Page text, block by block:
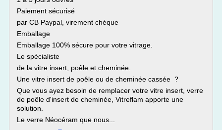
Paiement sécurisé
par CB Paypal, virement chèque
Emballage
Emballage 100% sécure pour votre vitrage.
Le spécialiste
de la vitre insert, poêle et cheminée.
Une vitre insert de poêle ou de cheminée cassée ?
Que vous ayez besoin de remplacer votre vitre insert, verre
de poêle d'insert de cheminée, Vitreflam apporte une
solution.
Le verre Néocéram que nous...